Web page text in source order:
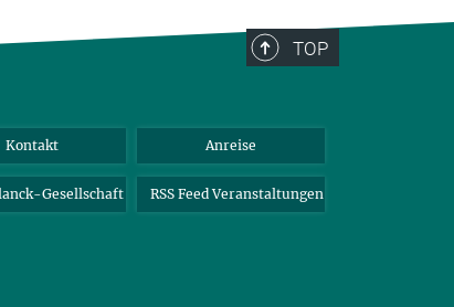
TOP
Kontakt Anreise
Gesellschaft RSS Feed Veranstaltungen